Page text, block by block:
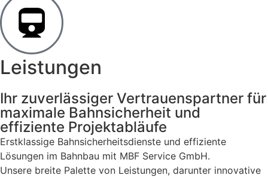
Leistungen
Ihr zuverlässiger Vertrauenspartner für
maximale Bahnsicherheit und
effiziente Projektabläufe
Erstklassige Bahnsicherheitsdienste und effiziente
Lösungen im Bahnbau mit MBF Service GmbH.
Unsere breite Palette von Leistungen, darunter innovative